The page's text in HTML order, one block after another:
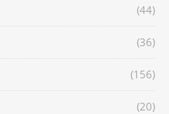
(44)
(36)
(156)
(20)